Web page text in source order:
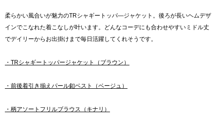
柔らかい風合いが魅力のTRシャギートッパ―ジャケット。後ろが長いヘムデザ
インでこなれた着こなしが叶います。どんなコーデにも合わせやすいミドル丈
でデイリーからお出掛けまで毎日活躍してくれそうです。
・TRシャギートッパージャケット（ブラウン）
・前後着引き揃えパール釦ベスト（ベージュ）
・柄アソートフリルブラウス（キナリ）